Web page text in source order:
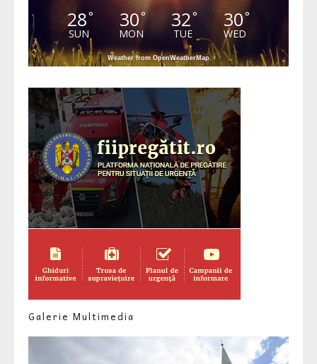
28°
SUN
30°
MON
32°
TUE
30°
WED
Weather from OpenWeatherMap
Galerie Multimedia